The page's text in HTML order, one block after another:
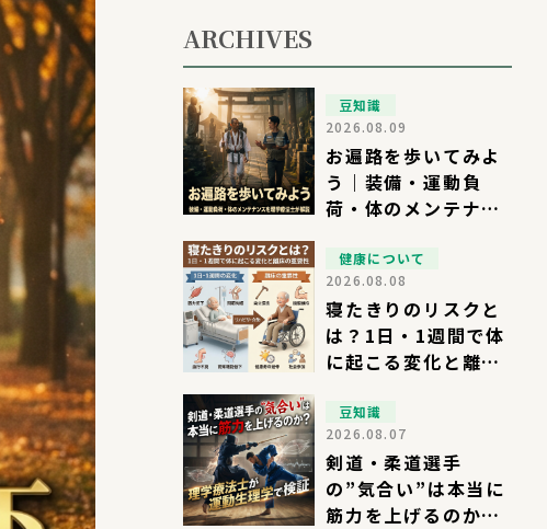
ARCHIVES
豆知識
2026.08.09
お遍路を歩いてみよ
う｜装備・運動負
荷・体のメンテナン
説
健康について
2026.08.08
寝たきりのリスクと
は？1日・1週間で体
に起こる変化と離床
豆知識
2026.08.07
剣道・柔道選手
の”気合い”は本当に
筋力を上げるのか？